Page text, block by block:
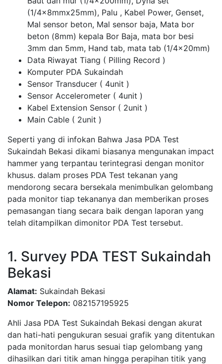
(1/4x8mmx25mm), Palu , Kabel Power, Genset,
Mal sensor beton, Mal sensor baja, Mata bor
beton (8mm) kepala Bor Baja, mata bor besi
3mm dan 5mm, Hand tab, mata tab (1/4x20mm)
Data Riwayat Tiang ( Pilling Record )
Komputer PDA Sukaindah
Sensor Transducer ( 4unit )
Sensor Accelerometer ( 4unit )
Kabel Extension Sensor ( 2unit )
Main Cable ( 2unit )
Seperti yang di infokan Bahwa Jasa PDA Test
Sukaindah Bekasi dikami biasanya mengunakan impact
hammer yang terpantau terintegrasi dengan monitor
khusus. dalam proses PDA Test tekanan yang
mendorong secara bersekala menimbulkan gelombang
pada monitor tiap tekananya dan memberikan proses
pemasangan tiang secara baik dengan laporan yang
telah ditampilkan dimonitor PDA Test tersebut.
1. Survey PDA TEST Sukaindah
Bekasi
Alamat: Sukaindah Bekasi
Nomor Telepon: 082157195925
Ahli Jasa PDA Test Sukaindah Bekasi dengan akurat
dan hati-hati pengukuran sesuai grafik yang ditentukan
pada monitordan harus sesuai tiap gelombang yang
dihasilkan dari titik aman hingga perapihan titik yang